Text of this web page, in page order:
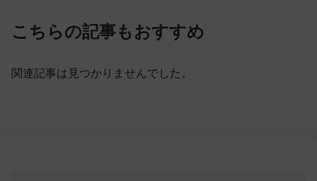
こちらの記事もおすすめ
関連記事は見つかりませんでした。